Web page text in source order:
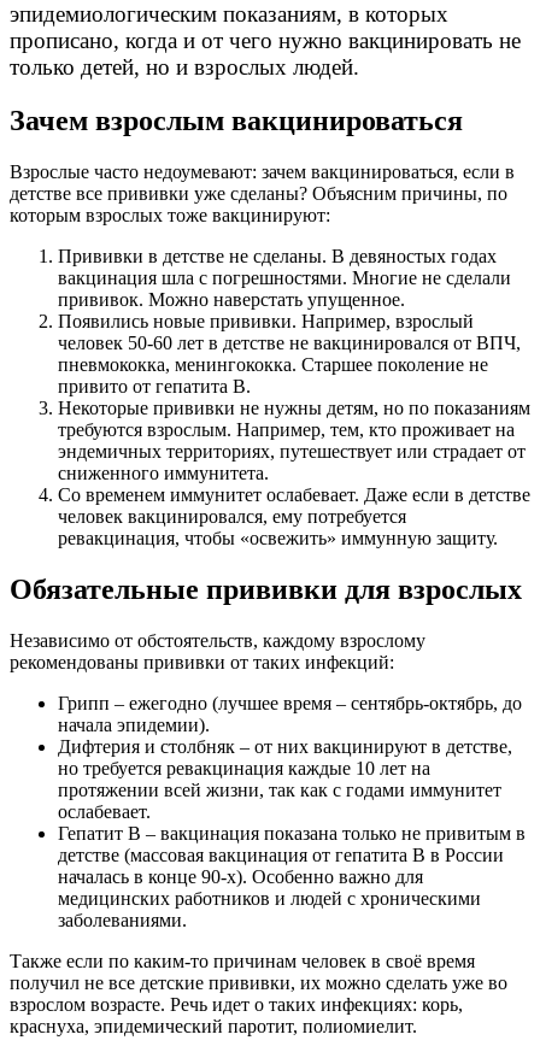
эпидемиологическим показаниям, в которых
прописано, когда и от чего нужно вакцинировать не
только детей, но и взрослых людей.
Зачем взрослым вакцинироваться
Взрослые часто недоумевают: зачем вакцинироваться, если в
детстве все прививки уже сделаны? Объясним причины, по
которым взрослых тоже вакцинируют:
Прививки в детстве не сделаны. В девяностых годах
вакцинация шла с погрешностями. Многие не сделали
прививок. Можно наверстать упущенное.
Появились новые прививки. Например, взрослый
человек 50-60 лет в детстве не вакцинировался от ВПЧ,
пневмококка, менингококка. Старшее поколение не
привито от гепатита В.
Некоторые прививки не нужны детям, но по показаниям
требуются взрослым. Например, тем, кто проживает на
эндемичных территориях, путешествует или страдает от
сниженного иммунитета.
Со временем иммунитет ослабевает. Даже если в детстве
человек вакцинировался, ему потребуется
ревакцинация, чтобы «освежить» иммунную защиту.
Обязательные прививки для взрослых
Независимо от обстоятельств, каждому взрослому
рекомендованы прививки от таких инфекций:
Грипп – ежегодно (лучшее время – сентябрь-октябрь, до
начала эпидемии).
Дифтерия и столбняк – от них вакцинируют в детстве,
но требуется ревакцинация каждые 10 лет на
протяжении всей жизни, так как с годами иммунитет
ослабевает.
Гепатит В – вакцинация показана только не привитым в
детстве (массовая вакцинация от гепатита В в России
началась в конце 90-х). Особенно важно для
медицинских работников и людей с хроническими
заболеваниями.
Также если по каким-то причинам человек в своё время
получил не все детские прививки, их можно сделать уже во
взрослом возрасте. Речь идет о таких инфекциях: корь,
краснуха, эпидемический паротит, полиомиелит.